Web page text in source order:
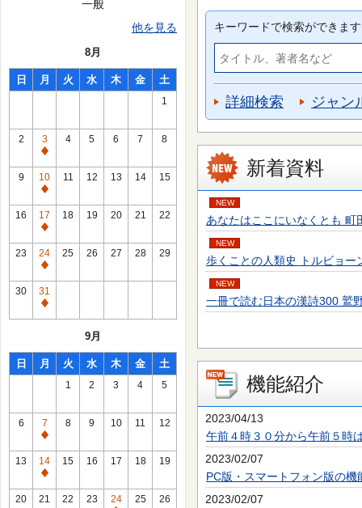
一般
他を見る
8月
日 月 火 水 木 金 土
1
2
3
通
常
休
館
日
4 5 6 7 8
9
10
通
常
休
館
日
11 12 13 14 15
16
17
通
常
休
館
日
18 19 20 21 22
23
24
通
常
休
館
25 26 27 28 29
30
31
通
館
日
9月
日 月 火 水 木 金 土
1 2 3 4 5
6
7
通
常
休
館
8 9 10 11 12
13
14
通
常
15 16 17 18 19
20 21 22 23
24
25 26
キーワードで検索ができます
詳細検索 ジャン
新着資料
NEW
あなたはここにいなくとも
NEW
歩くことの人類史 トルビョ
NEW
一冊で読む日本の漢詩300 鷲
機能紹介
2023/04/13
午前４時３０分から午前５時
2023/02/07
PC版・スマートフォン版の機
2023/02/07